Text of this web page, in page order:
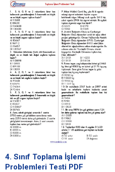
4. Sınıf Toplama İşlemi
Problemleri Testi PDF